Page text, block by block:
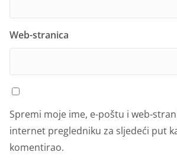
Web-stranica
Spremi moje ime, e-poštu i web-
internet pregledniku za sljedeći put
komentirao.